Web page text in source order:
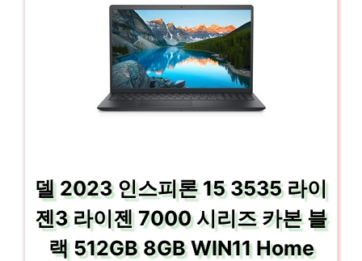
델 2023 인스피론 15 3535 라이
젠3 라이젠 7000 시리즈 카본 블
랙 512GB 8GB WIN11 Home